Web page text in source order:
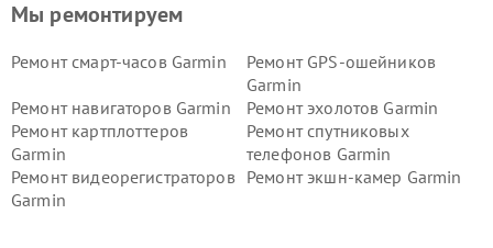
Мы ремонтируем
Ремонт смарт-часов Garmin
Ремонт GPS-ошейников
Garmin
Ремонт навигаторов Garmin
Ремонт эхолотов Garmin
Ремонт картплоттеров
Garmin
Ремонт спутниковых
телефонов Garmin
Ремонт видеорегистраторов
Garmin
Ремонт экшн-камер Garmin